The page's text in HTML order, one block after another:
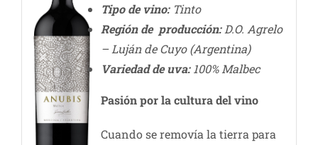
Tipo de vino: Tinto
Región de producción:D.O. Agrelo
– Luján de Cuyo (Argentina)
Variedad de uva:100% Malbec
Pasión por la cultura del vino
Cuando se removía la tierra para